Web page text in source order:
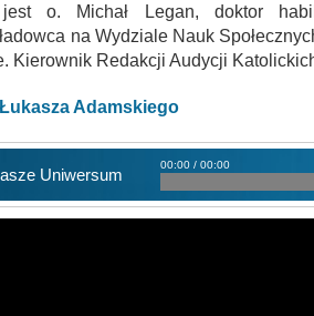
o. Michał Legan, doktor
na Wydziale Nauk
Kierownik Redakcji Audycji
Adamskiego
Uniwersum
00:00 / 00:00